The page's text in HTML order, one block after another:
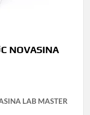
NOVASINA
LAB MASTER